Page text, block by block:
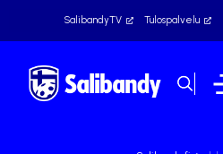
SalibandyTV Tulospalvelu